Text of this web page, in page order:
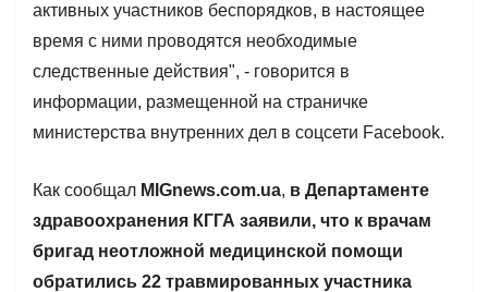
активных участников беспорядков, в настоящее
время с ними проводятся необходимые
следственные действия", - говорится в
информации, размещенной на страничке
министерства внутренних дел в соцсети Facebook.
Как сообщал MIGnews.com.ua, в Департаменте
здравоохранения КГГА заявили, что к врачам
бригад неотложной медицинской помощи
обратились 22 травмированных участника